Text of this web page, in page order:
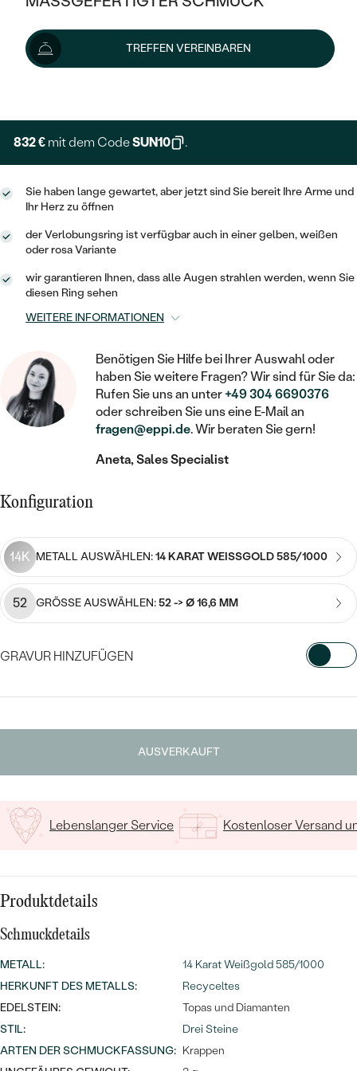
KLASSISCH
MEMOIRE
VINTAGE
AUSSERGEWÖHNLICHE
GEHÄMMERTE
VON HAND GRAVIERTE
MIT FÜLLUNG
IM SET
Meistverkaufte
Eheringe
MIT MEHREREN DIAMANTEN
HALO
VINTAGE
AUSSERGEWÖHNLICH
WÄHLE EINEN RING
LAB GROWN DIAMANTEN ZUM
EINFASSEN
FARBIGE DIAMANTEN ZUM EINFASSEN
MIT LAB GROWN DIAMANT
MIT MOISSANIT
MIT EDELSTEIN
GOLD
PLATIN
AUSVERKAUF
WENN SCHMUCK HILFT
NACH TYP
RINGE
ANHÄNGER / KETTEN
ARMBÄNDER
SCHMUCK FÜR KINDER
BROSCHEN
SCHMUCKZUBEHÖR
NACH MATERIAL
GOLD
SILBER
PLATIN
EDELSTEINSCHMUCK
DIAMANTEN
PERLENSCHMUCK
NACH STYL
PERSONALISIERT
SYMBOLISCH
MINIMALISTISCH
NACH ANLASS
PLATIN
OHRSTECKER
MINIMALISTISCHE
OHRHÄNGER
SOLITÄR
KINDER
PIERCINGS
MIT DIAMANT
PERLENOHRRINGE
NACH PREIS
PREISWERTE
LUXURIÖSE
GOLD
SILBER
SOLITÄR
ZUR GEBURT EINES KINDES
MEDAILLON
KETTEN
HERZKETTEN
MIT TIEREN
NACH EDELSTEIN
MIT DIAMANT
MIT EDELSTEIN
PERLENKETTEN
AUSVERKAUF
GOLD
PLATIN
NACH STYL
MEMOIRE
MINIMALISTISCHE
STATEMENT
SIEGELRINGE
PERSONALISIERT
MIT EDELSTEIN
PERLENRINGE
TREFFEN VEREINBAREN
924 €
Lieferoptionen
832 € mit dem CodeSUN10 .
Sie haben lange gewartet, aber jetzt sind Sie bereit Ihre Arme und
Ihr Herz zu öffnen
der Verlobungsring ist verfügbar auch in einer gelben, weißen
oder rosa Variante
wir garantieren Ihnen, dass alle Augen strahlen werden, wenn Sie
diesen Ring sehen
WEITERE INFORMATIONEN
Benötigen Sie Hilfe bei Ihrer Auswahl oder
haben Sie weitere Fragen? Wir sind für Sie da:
Rufen Sie uns an unter+49 304 6690376
oder schreiben Sie uns eine E-Mail an
fragen@eppi.de. Wir beraten Sie gern!
Aneta, Sales Specialist
Konfiguration
14K METALL AUSWÄHLEN:14 KARAT WEISSGOLD 585/1000
52 GRÖSSE AUSWÄHLEN:52 -> Ø 16,6 MM
GRAVUR HINZUFÜGEN
AUSVERKAUFT
Lebenslanger Service Kostenloser Versand
Produktdetails
Schmuckdetails
METALL:
14 Karat Weißgold 585/1000
HERKUNFT DES METALLS:
Recyceltes
EDELSTEIN:
Topas und Diamanten
STIL:
Drei Steine
ARTEN DER SCHMUCKFASSUNG: Krappen